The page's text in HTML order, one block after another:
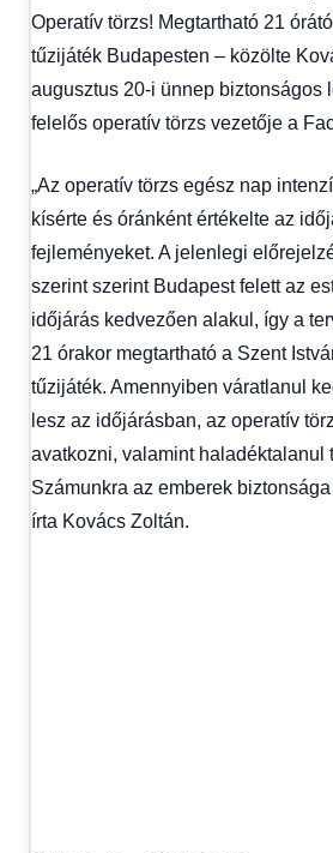
Operatív törzs! Megtartható 21
tűzijáték Budapesten – közölte
augusztus 20-i ünnep biztonságos
felelős operatív törzs vezetője a
„Az operatív törzs egész nap
kísérte és óránként értékelte az
fejleményeket. A jelenlegi
szerint szerint Budapest felett az
időjárás kedvezően alakul, így a
21 órakor megtartható a Szent
tűzijáték. Amennyiben váratlanul
lesz az időjárásban, az operatív
avatkozni, valamint haladéktalanul
Számunkra az emberek
írta Kovács Zoltán.